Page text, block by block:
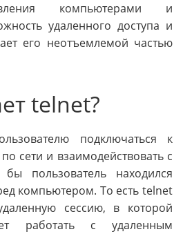
компьютерами и
удаленного доступа и
его неотъемлемой частью
telnet?
подключаться к
сети и взаимодействовать с
пользователь находился
компьютером. То есть telnet
сессию, в которой
работать с удаленным